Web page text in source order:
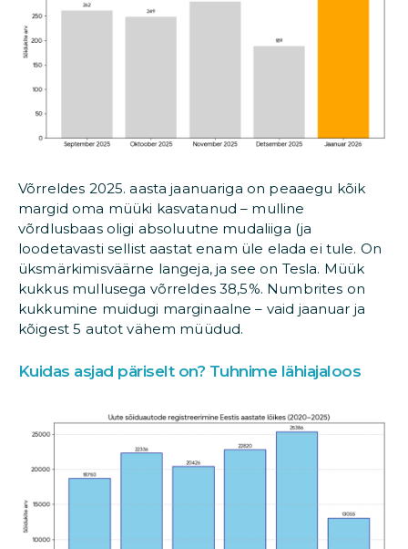
Võrreldes 2025. aasta jaanuariga on peaaegu kõik
margid oma müüki kasvatanud – mulline
võrdlusbaas oligi absoluutne mudaliiga (ja
loodetavasti sellist aastat enam üle elada ei tule. On
üksmärkimisväärne langeja, ja see on Tesla. Müük
kukkus mullusega võrreldes 38,5%. Numbrites on
kukkumine muidugi marginaalne – vaid jaanuar ja
kõigest 5 autot vähem müüdud.
Kuidas asjad päriselt on? Tuhnime lähiajaloos